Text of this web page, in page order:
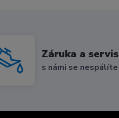
Záruka a servis
s námi se nespálíte